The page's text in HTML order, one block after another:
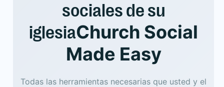
sociales de su
iglesiaChurch Social
Made Easy
Todas las herramientas necesarias que usted y el